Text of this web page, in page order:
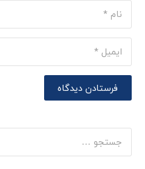
فرستادن دیدگاه
برای: